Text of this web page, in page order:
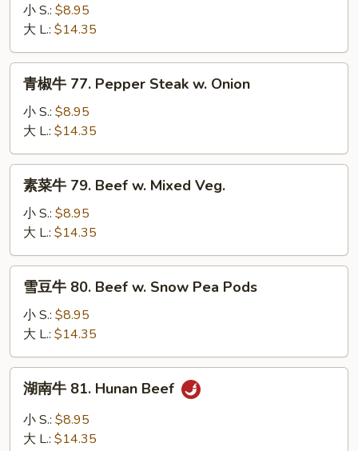
76.
Beef
w.
Broccoli
小 S.: $8.95
大 L.: $14.35
青
77.
Pepper
Steak
Onion
青椒牛 77. Pepper Steak w. Onion
小 S.: $8.95
大 L.: $14.35
素
79.
Beef
w.
Mixed
Veg.
素菜牛 79. Beef w. Mixed Veg.
小 S.: $8.95
大 L.: $14.35
雪
80.
Beef
w.
Snow
Pea
Pods
雪豆牛 80. Beef w. Snow Pea Pods
小 S.: $8.95
大 L.: $14.35
湖
81.
湖南牛 81. Hunan Beef
小 S.: $8.95
大 L.: $14.35